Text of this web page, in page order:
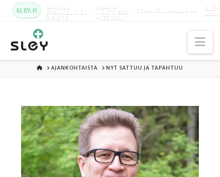
SLEY.FI KARKUN
EVANKELINEN
OPISTO
MAATA
NÄKYVISSÄ
-FESTARIT
EVANKELIUMIJUHLA
ETUSIVU
AJANKOHTAISTA NYT SATTUU JA TAPAHTUU